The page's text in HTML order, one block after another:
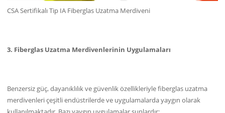
CSA Sertifikalı Tip IA Fiberglas Uzatma Merdiveni
3. Fiberglas Uzatma Merdivenlerinin Uygulamaları
Benzersiz güç, dayanıklılık ve güvenlik özellikleriyle fiberglas uzatma
merdivenleri çeşitli endüstrilerde ve uygulamalarda yaygın olarak